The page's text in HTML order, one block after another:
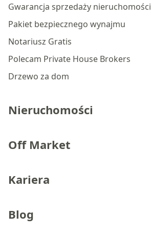
Gwarancja sprzedaży nieruchomości
Pakiet bezpiecznego wynajmu
Notariusz Gratis
Polecam Private House Brokers
Drzewo za dom
Nieruchomości
Off Market
Kariera
Blog